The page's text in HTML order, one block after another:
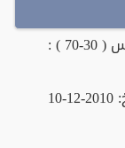
التفسير المطول - سورة التوبة 009 - الدرس ( 30-70 ) :